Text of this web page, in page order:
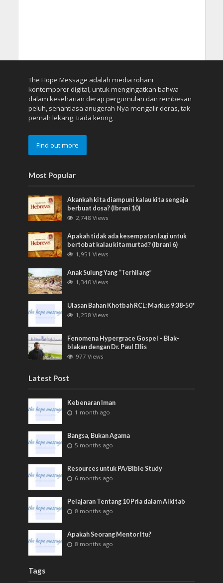
The Hope Message adalah media rohani
kontemporer digital, untuk mengingatkan bahwa
dalam keseharian derap pergumulan dan rembesan
peluh, senantiasa anugerah-Nya mengalir deras, tak
pernah lekang, tiada kering
Find out more
Most Popular
Akankah kita diampuni kalau kita sengaja
berbuat dosa? (Ibrani 10)
2,748 Views
Apakah tidak ada kesempatan lagi untuk
bertobat kalau kita murtad? (Ibrani 6)
1,951 Views
Anak Sulung Yang “Terhilang”
1,340 Views
Ulasan Bahan Khotbah RCL: Markus 9:38-50*
1,258 Views
Fenomena Hypergrace Gospel – Blak-
blakan dengan Dr. Paul Ellis
977 Views
Latest Post
Kebenaran Iman
1 month ago
Bangsa, Bukan Agama
5 months ago
Resources untuk PA/Bible Study
6 months ago
Pelajaran Tentang 10 Pria dalam Alkitab
8 months ago
Apakah Seorang Mentor Itu?
8 months ago
Tags